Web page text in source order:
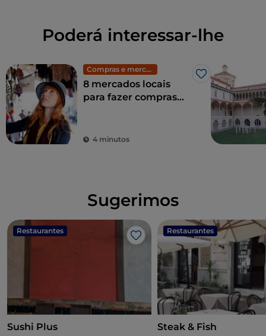
Poderá interessar-lhe
Compras e mercados
Gosto
8 mercados locais
para fazer compras
baixos
4 minutos
Sugerimos
Restaurantes
Gosto
Sushi Plus
Restaurantes
Steak & Fish